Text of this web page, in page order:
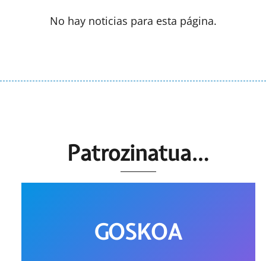
No hay noticias para esta página.
Patrozinatua…
GOSKOA